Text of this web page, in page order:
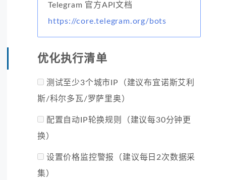
Telegram 官方API文档
https://core.telegram.org/bots
优化执行清单
测试至少3个城市IP（建议布宜诺斯艾利
斯/科尔多瓦/罗萨里奥）
配置自动IP轮换规则（建议每30分钟更
换）
设置价格监控警报（建议每日2次数据采
集）